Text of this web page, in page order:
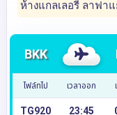
ห้างแกลเลอรี่ ลาฟา
BKK
ไฟล์ทไป เวลาออก
TG920 23:45